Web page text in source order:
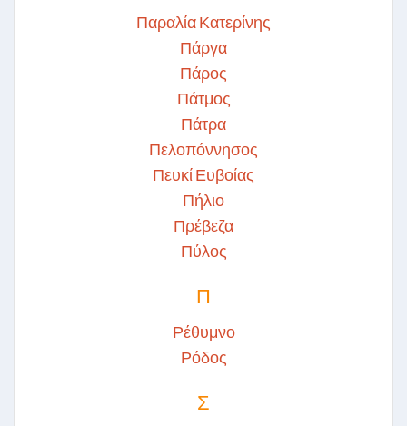
Παραλία Κατερίνης
Πάργα
Πάρος
Πάτμος
Πάτρα
Πελοπόννησος
Πευκί Ευβοίας
Πήλιο
Πρέβεζα
Πύλος
Π
Ρέθυμνο
Ρόδος
Σ